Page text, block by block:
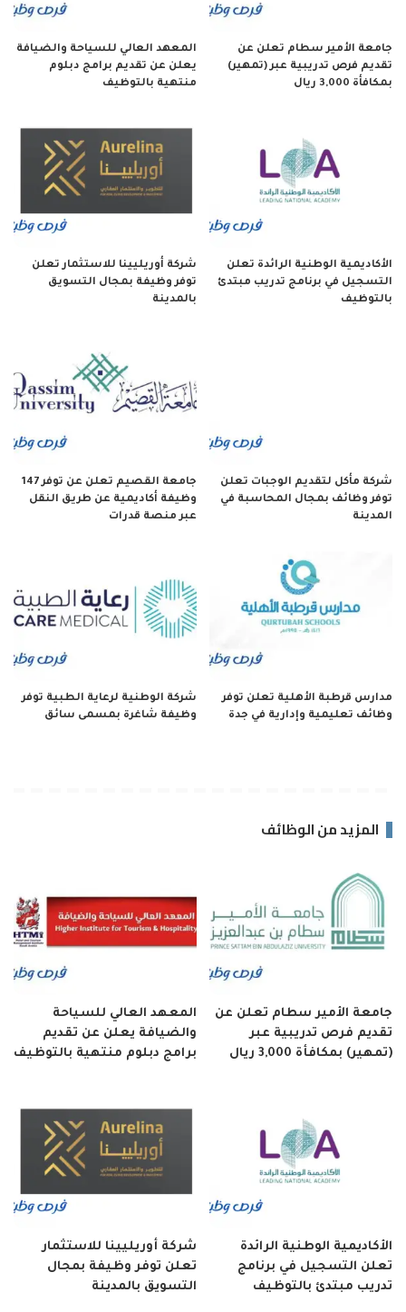
جامعة الأمير سطام تعلن عن
تقديم فرص تدريبية عبر (تمهير)
بمكافأة 3,000 ريال
المعهد العالي للسياحة والضيافة
يعلن عن تقديم برامج دبلوم
منتهية بالتوظيف
الأكاديمية الوطنية الرائدة تعلن
التسجيل في برنامج تدريب مبتدئ
بالتوظيف
شركة أوريليينا للاستثمار تعلن
توفر وظيفة بمجال التسويق
بالمدينة
شركة مأكل لتقديم الوجبات تعلن
توفر وظائف بمجال المحاسبة في
المدينة
جامعة القصيم تعلن عن توفر 147
وظيفة أكاديمية عن طريق النقل
عبر منصة قدرات
مدارس قرطبة الأهلية تعلن توفر
وظائف تعليمية وإدارية في جدة
شركة الوطنية لرعاية الطبية توفر
وظيفة شاغرة بمسمى سائق
المزيد من الوظائف
جامعة الأمير سطام تعلن عن
تقديم فرص تدريبية عبر
(تمهير) بمكافأة 3,000 ريال
المعهد العالي للسياحة
والضيافة يعلن عن تقديم
برامج دبلوم منتهية بالتوظيف
الأكاديمية الوطنية الرائدة
تعلن التسجيل في برنامج
تدريب مبتدئ بالتوظيف
شركة أوريليينا للاستثمار
تعلن توفر وظيفة بمجال
التسويق بالمدينة